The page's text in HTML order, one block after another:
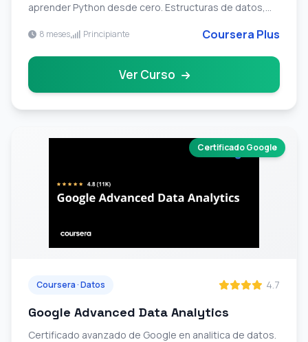
aprender Python desde cero. Estructuras de datos,
8 meses Principiante Coursera Plus
Ver Curso
Certificado Google
Coursera · Datos 4.7
Google Advanced Data Analytics
Certificado avanzado de Google en analitica de datos.